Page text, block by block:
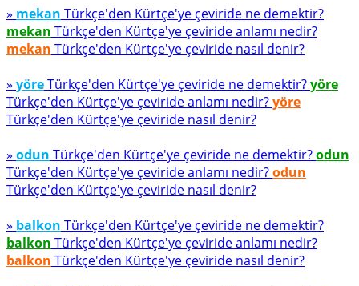
» mekan Türkçe'den Kürtçe'ye çeviride ne demektir?
mekan Türkçe'den Kürtçe'ye çeviride anlamı nedir?
mekan Türkçe'den Kürtçe'ye çeviride nasıl denir?
» yöreTürkçe'den Kürtçe'ye çeviride ne demektir?yöre
Türkçe'den Kürtçe'ye çeviride anlamı nedir?yöre
Türkçe'den Kürtçe'ye çeviride nasıl denir?
» odun Türkçe'den Kürtçe'ye çeviride ne demektir?odun
Türkçe'den Kürtçe'ye çeviride anlamı nedir?odun
Türkçe'den Kürtçe'ye çeviride nasıl denir?
» balkon Türkçe'den Kürtçe'ye çeviride ne demektir?
balkon Türkçe'den Kürtçe'ye çeviride anlamı nedir?
balkon Türkçe'den Kürtçe'ye çeviride nasıl denir?